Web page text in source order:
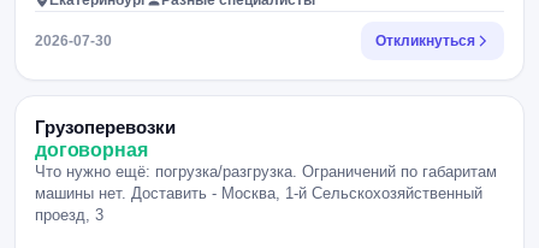
2026-07-30 Откликнуться
Грузоперевозки
договорная
Что нужно ещё: погрузка/разгрузка. Ограничений по габаритам
машины нет. Доставить - Москва, 1-й Сельскохозяйственный
проезд, 3